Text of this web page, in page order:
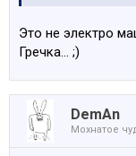
Это не электро
Гречка… ;)
DemAn
Мохнатое